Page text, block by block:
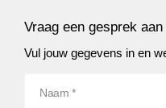
Vraag een gesprek aan
Vul jouw gegevens in en